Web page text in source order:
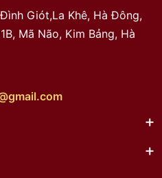
Giót,La Khê, Hà Đông,
Mã Não, Kim Bảng, Hà